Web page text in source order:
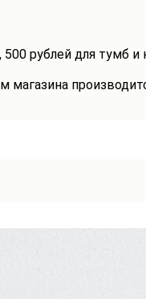
рублей для тумб